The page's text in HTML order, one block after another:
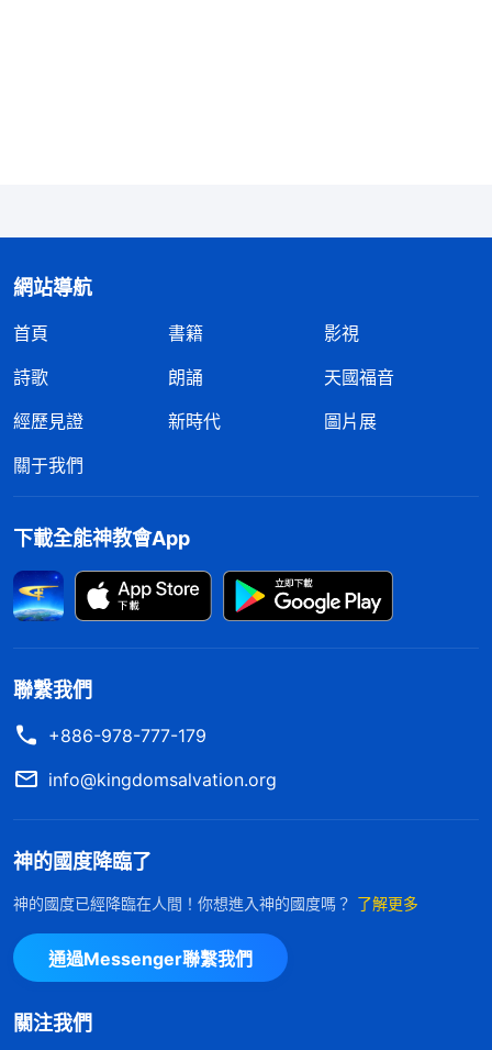
何解决。思行姊妹給我總結工作果效差的原因時告訴
我該實行的路途，我明知姊妹説的是對的，可我就是
不想聽，擔心要是聽她的話，本分有果效了，功勞就
到時本分果效好了，弟兄姊妹就會高看他，肯定會覺
為了維護自己的名譽地位不想跟弟兄配搭，就想單
幹。我盡本分只注重追求地位，只想顯露自己，這流
露的就是狂妄性情啊。
你如果總高高在上，把盡本分當做官來享受，總貪享
地位之福，總有自己的打算，總顧及名利地位、享受
名利地位，總搞自己的經營，總想得到更高的地位，
麻煩，把盡重要本分當做官來享受就太危險了。你如
給其他人，不想被别人占了風頭，不想被别人奪去光
環，你只想一個人獨享，這就成敵基督了。
卷四 揭示敵基督・第八條（一）》
我的情形。我把盡本分當成了做官，有了負責人的地
網站導航
首頁 書籍
影視
詩歌
朗誦
天國福音
經歷見證
新時代
圖片展
關于我們
下載全能神教會App
聯繫我們
+886-978-777-179
info@kingdomsalvation.org
神的國度降臨了
神的國度已經降臨在人間！你想進入神的國度嗎？ 了解更多
通過Messenger聯繫我們
關注我們